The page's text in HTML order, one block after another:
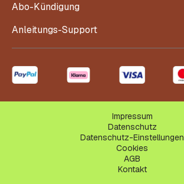
Abo-Kündigung
Anleitungs-Support
Impressum
Datenschutz
Datenschutz-Einstellungen
Cookies
AGB
Kontakt